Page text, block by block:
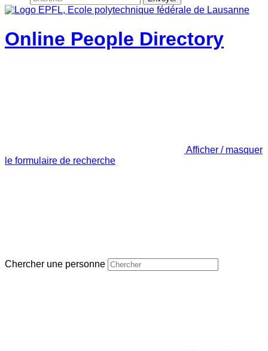
Online People Directory
Afficher / masquer
le formulaire de recherche
Chercher une personne